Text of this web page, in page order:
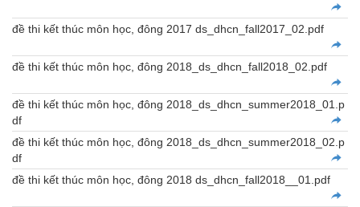
đề thi kết thúc môn học, đông 2017 ds_dhcn_fall2017_02.pdf
đề thi kết thúc môn học, đông 2018_ds_dhcn_fall2018_02.pdf
đề thi kết thúc môn học, đông 2018_ds_dhcn_summer2018_01.p
df
đề thi kết thúc môn học, đông 2018_ds_dhcn_summer2018_02.p
df
đề thi kết thúc môn học, đông 2018 ds_dhcn_fall2018__01.pdf